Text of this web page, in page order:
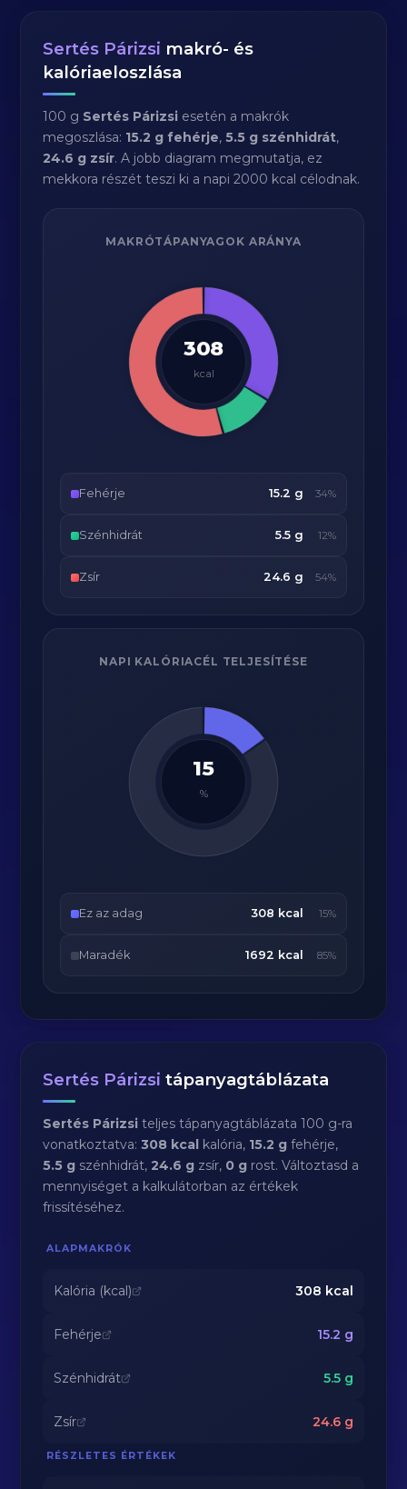
Sertés Párizsi makró- és
kalóriaeloszlása
100 g Sertés Párizsi esetén a makrók
megoszlása: 15.2 g fehérje,5.5 g szénhidrát,
24.6 g zsír. A jobb diagram megmutatja, ez
mekkora részét teszi ki a napi 2000 kcal célodnak.
MAKRÓTÁPANYAGOK ARÁNYA
308
kcal
Fehérje 15.2 g 34%
Szénhidrát 5.5 g 12%
Zsír 24.6 g 54%
NAPI KALÓRIACÉL TELJESÍTÉSE
15
%
Ez az adag 308 kcal 15%
Maradék 1692 kcal 85%
Sertés Párizsi tápanyagtáblázata
Sertés Párizsi teljes tápanyagtáblázata 100 g-ra
vonatkoztatva:308 kcal kalória, 15.2 g fehérje,
5.5 g szénhidrát,24.6 g zsír, 0 g rost. Változtasd a
mennyiséget a kalkulátorban az értékek
frissítéséhez.
ALAPMAKRÓK
Kalória (kcal) 308 kcal
Fehérje 15.2 g
Szénhidrát 5.5g
Zsír 24.6g
RÉSZLETES ÉRTÉKEK